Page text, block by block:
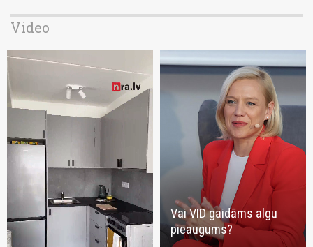
Video
Vai VID gaidāms algu
pieaugums?